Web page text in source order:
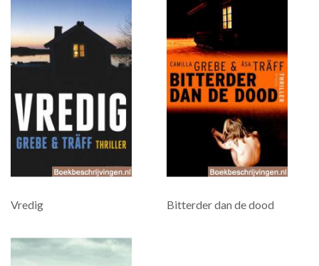
Vredig Bitterder dan de dood